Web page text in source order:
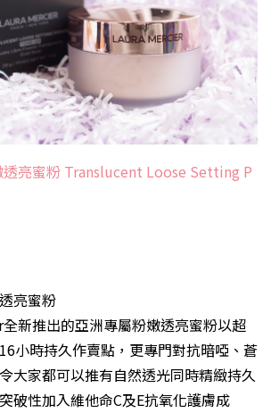
亮蜜粉 Translucent Loose Setting P
亮蜜粉
新推出的亞洲專屬粉嫩透亮蜜粉以超
小時持久作賣點，更專門對抗暗啞、蒼
大家都可以推有自然透光同時精緻持久
破性加入維他命C及E抗氧化護膚成